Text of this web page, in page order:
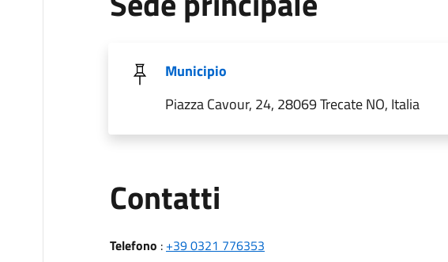
Municipio
Piazza Cavour, 24, 28069 Trecate NO, Italia
Contatti
Telefono : +39 0321 776353